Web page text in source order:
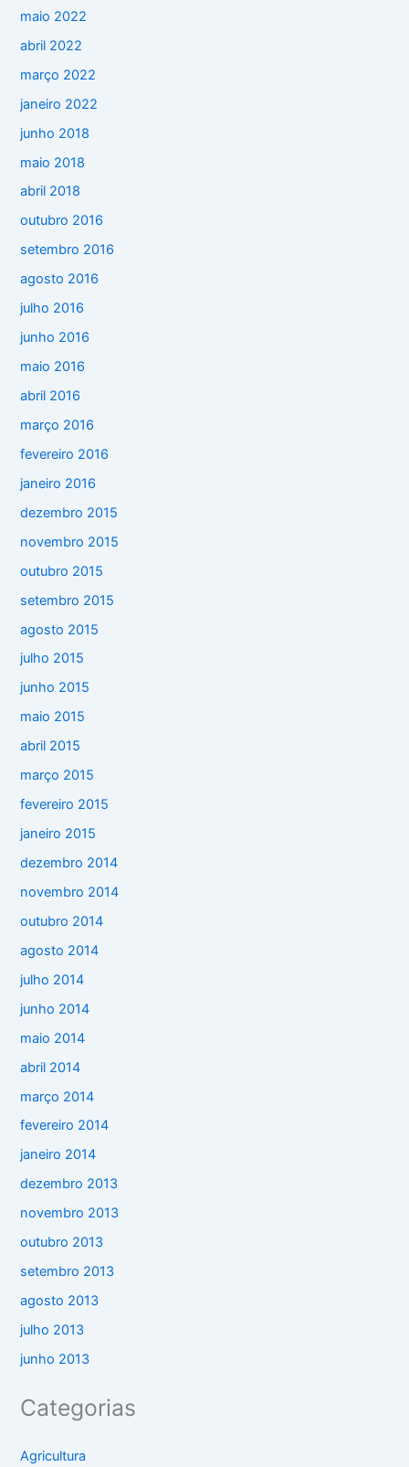
maio 2022
abril 2022
março 2022
janeiro 2022
junho 2018
maio 2018
abril 2018
outubro 2016
setembro 2016
agosto 2016
julho 2016
junho 2016
maio 2016
abril 2016
março 2016
fevereiro 2016
janeiro 2016
dezembro 2015
novembro 2015
outubro 2015
setembro 2015
agosto 2015
julho 2015
junho 2015
maio 2015
abril 2015
março 2015
fevereiro 2015
janeiro 2015
dezembro 2014
novembro 2014
outubro 2014
agosto 2014
julho 2014
junho 2014
maio 2014
abril 2014
março 2014
fevereiro 2014
janeiro 2014
dezembro 2013
novembro 2013
outubro 2013
setembro 2013
agosto 2013
julho 2013
junho 2013
Categorias
Agricultura